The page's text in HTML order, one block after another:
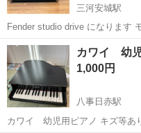
三河安城駅
Fender studio drive になります モデル名
でます しかし、INPUTジャックと、イヤホンジャック部の接触が悪
く、差し込み具合によっては聞
愛知 安城市 三河安城駅
カワイ 幼
1,000円
八事日赤駅
カワイ 幼児用ピアノ キズ等あ